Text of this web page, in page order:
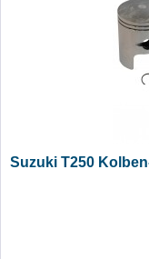
Suzuki T250